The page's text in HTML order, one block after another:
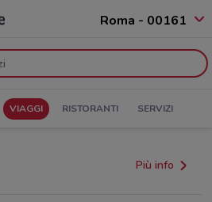
Roma - 00161
VIAGGI RISTORANTI SERVIZI
Più info